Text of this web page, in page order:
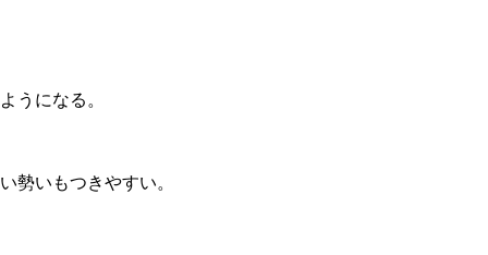
うになる。
勢いもつきやすい。